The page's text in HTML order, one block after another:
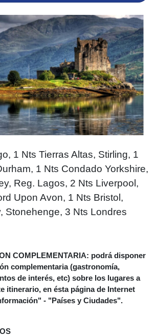
1 Nts Tierras Altas, Stirling, 1
1 Nts Condado Yorkshire,
Reg. Lagos, 2 Nts Liverpool,
Upon Avon, 1 Nts Bristol,
Stonehenge, 3 Nts Londres
COMPLEMENTARIA: podrá disponer
complementaria (gastronomía,
de interés, etc) sobre los lugares a
itinerario, en ésta página de Internet
- "Países y Ciudades".